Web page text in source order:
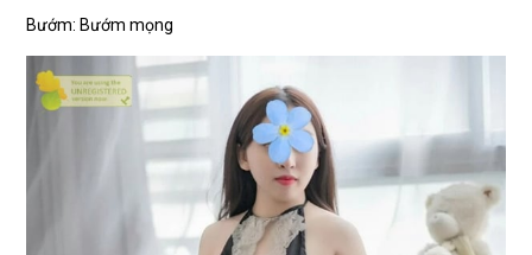
Bướm: Bướm mọng